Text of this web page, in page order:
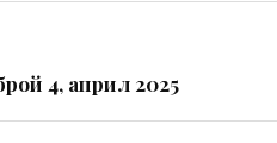
4, април 2025